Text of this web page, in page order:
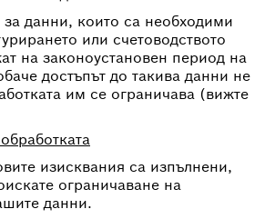
за данни, които са необходими
или счетоводството
на законоустановен период на
достъпът до такива данни не
им се ограничава (вижте
изисквания са изпълнени,
ограничаване на
данни.